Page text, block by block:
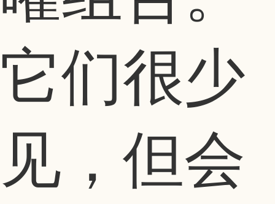
它们很少
见，但会